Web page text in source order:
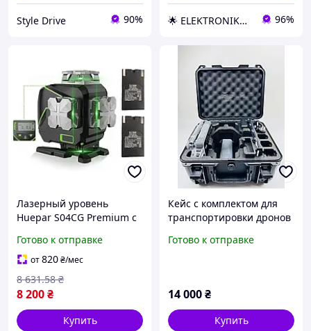
Style Drive 90% 🌟 ELEKTRONIKA UA – твой магазин техники 🌟 96%
Лазерный уровень
Huepar S04CG Premium с
для транспортировки
Готово к отправке
от820₴/мес
8 200₴
8 631.58 ₴
Купить
Кейс с комплектом для
транспортировки дронов
4T, Black
Готово к отправке
14 000₴
Купить